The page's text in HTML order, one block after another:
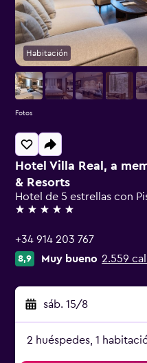
Hotel Villa Real, a
& Resorts
Hotel de 5 estrellas con
5 estrellas
+34 914 203 767
8,9 Muy bueno 2.559
sáb. 15/8
2 huéspedes, 1
Habitación
Fotos